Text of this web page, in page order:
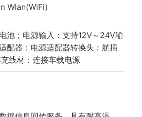
Wlan(WiFi)
池；电源输入：支持12V～24V输
配器；电源适配器转换头：航插
线材：连接车载电源